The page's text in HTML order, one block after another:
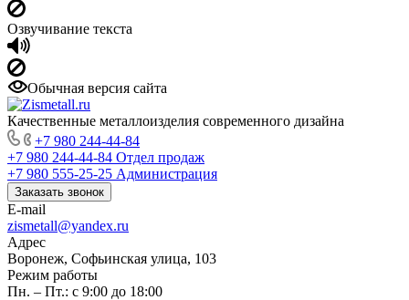
Озвучивание текста
Обычная версия сайта
Качественные металлоизделия современного дизайна
+7 980 244-44-84
+7 980 244-44-84 Отдел продаж
+7 980 555-25-25 Администрация
Заказать звонок
E-mail
zismetall@yandex.ru
Адрес
Воронеж, Софьинская улица, 103
Режим работы
Пн. – Пт.: с 9:00 до 18:00